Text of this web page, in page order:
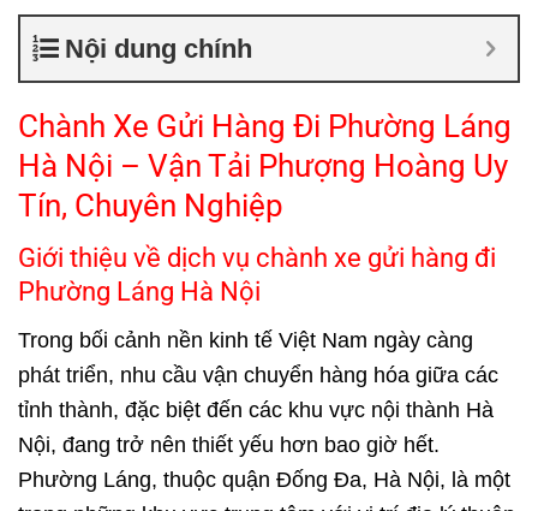
Nội dung chính
Chành Xe Gửi Hàng Đi Phường Láng
Hà Nội – Vận Tải Phượng Hoàng Uy
Tín, Chuyên Nghiệp
Giới thiệu về dịch vụ chành xe gửi hàng đi
Phường Láng Hà Nội
Trong bối cảnh nền kinh tế Việt Nam ngày càng
phát triển, nhu cầu vận chuyển hàng hóa giữa các
tỉnh thành, đặc biệt đến các khu vực nội thành Hà
Nội, đang trở nên thiết yếu hơn bao giờ hết.
Phường Láng, thuộc quận Đống Đa, Hà Nội, là một